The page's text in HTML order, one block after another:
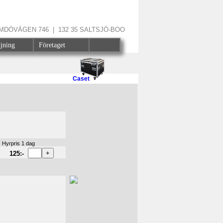
Caset
Hyrpris 1 dag
125:-
746 | 132 35 SALTSJÖ-BOO
Företaget